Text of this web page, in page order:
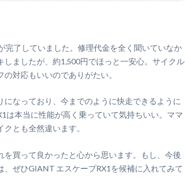
完了していました。修理代金を全く聞いていなか
ましたが、約1,500円でほっと一安心。サイクル
対応もいいのでありがたい。
なっており、今までのように快走できるように
は本当に性能が高く乗っていて気持ちいい。ママ
とも全然違います。
買って良かったと心から思います。もし、今後
ぜひGIANT エスケープRX1を候補に入れてみて